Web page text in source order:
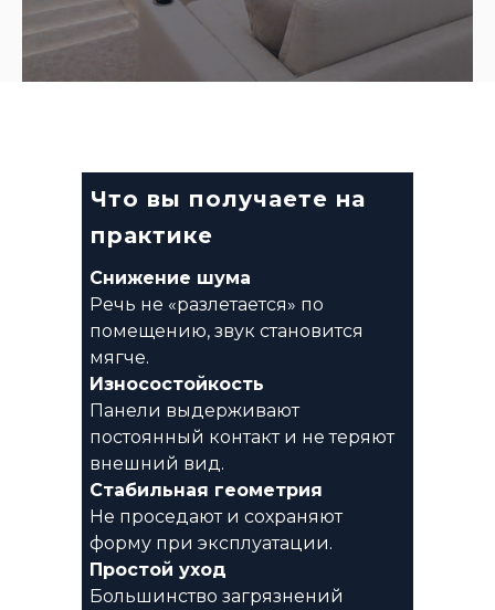
Что вы получаете на
практике
Снижение шума
Речь не «разлетается» по
помещению, звук становится
мягче.
Износостойкость
Панели выдерживают
постоянный контакт и не теряют
внешний вид.
Стабильная геометрия
Не проседают и сохраняют
форму при эксплуатации.
Простой уход
Большинство загрязнений